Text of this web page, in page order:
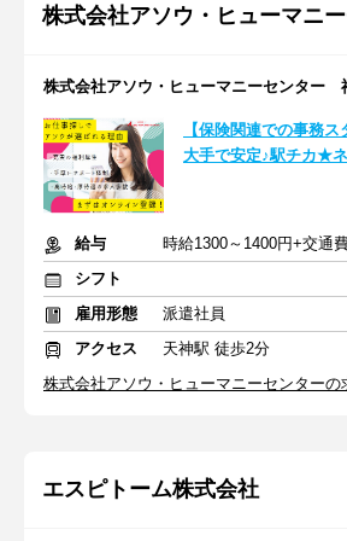
株式会社アソウ・ヒューマニ
株式会社アソウ・ヒューマニーセンター
【保険関連での事務
大手で安定♪駅チカ★
給与
時給1300～1400円+交通
シフト
雇用形態
派遣社員
アクセス
天神駅 徒歩2分
株式会社アソウ・ヒューマニーセンターの
エスピトーム株式会社